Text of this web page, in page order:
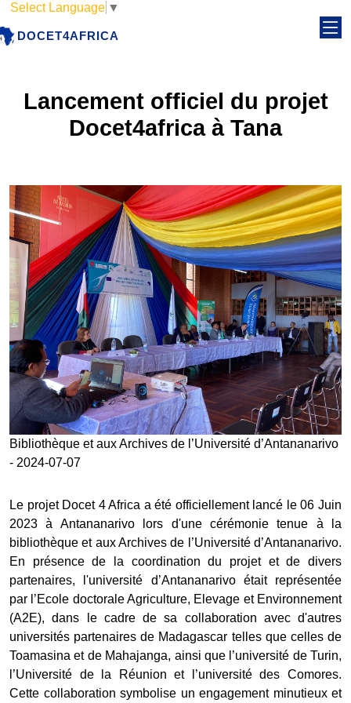
Select Language ▼
DOCET4AFRICA
Lancement officiel du projet
Docet4africa à Tana
Bibliothèque et aux Archives de l’Université d’Antananarivo
- 2024-07-07
Le projet Docet 4 Africa a été officiellement lancé le 06 Juin
2023 à Antananarivo lors d'une cérémonie tenue à la
bibliothèque et aux Archives de l’Université d’Antananarivo.
En présence de la coordination du projet et de divers
partenaires, l'université d’Antananarivo était représentée
par l’Ecole doctorale Agriculture, Elevage et Environnement
(A2E), dans le cadre de sa collaboration avec d'autres
universités partenaires de Madagascar telles que celles de
Toamasina et de Mahajanga, ainsi que l’université de Turin,
l’Université de la Réunion et l’université des Comores.
Cette collaboration symbolise un engagement minutieux et